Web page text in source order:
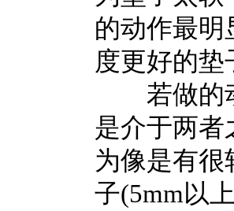
的动作最
度更好的
若做的动
是介于两者
为像是有
子(5mm以